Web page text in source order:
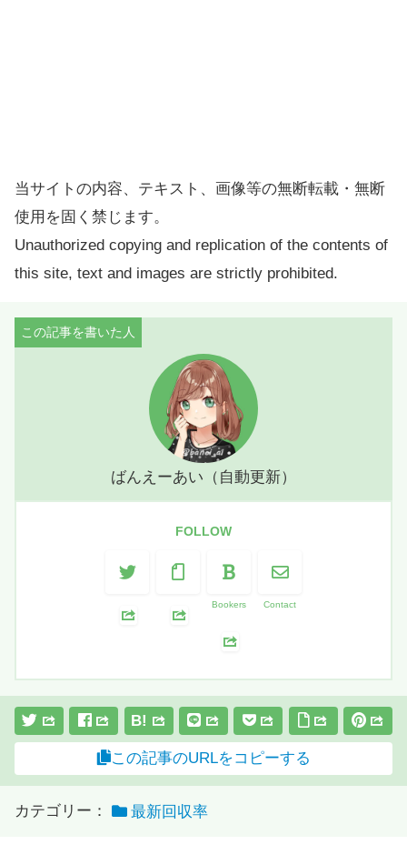
当サイトの内容、テキスト、画像等の無断転載・無断
使用を固く禁じます。
Unauthorized copying and replication of the contents of
this site, text and images are strictly prohibited.
ばんえーあい（自動更新）
FOLLOW
Bookers Contact
B!
この記事のURLをコピーする
カテゴリー： 最新回収率